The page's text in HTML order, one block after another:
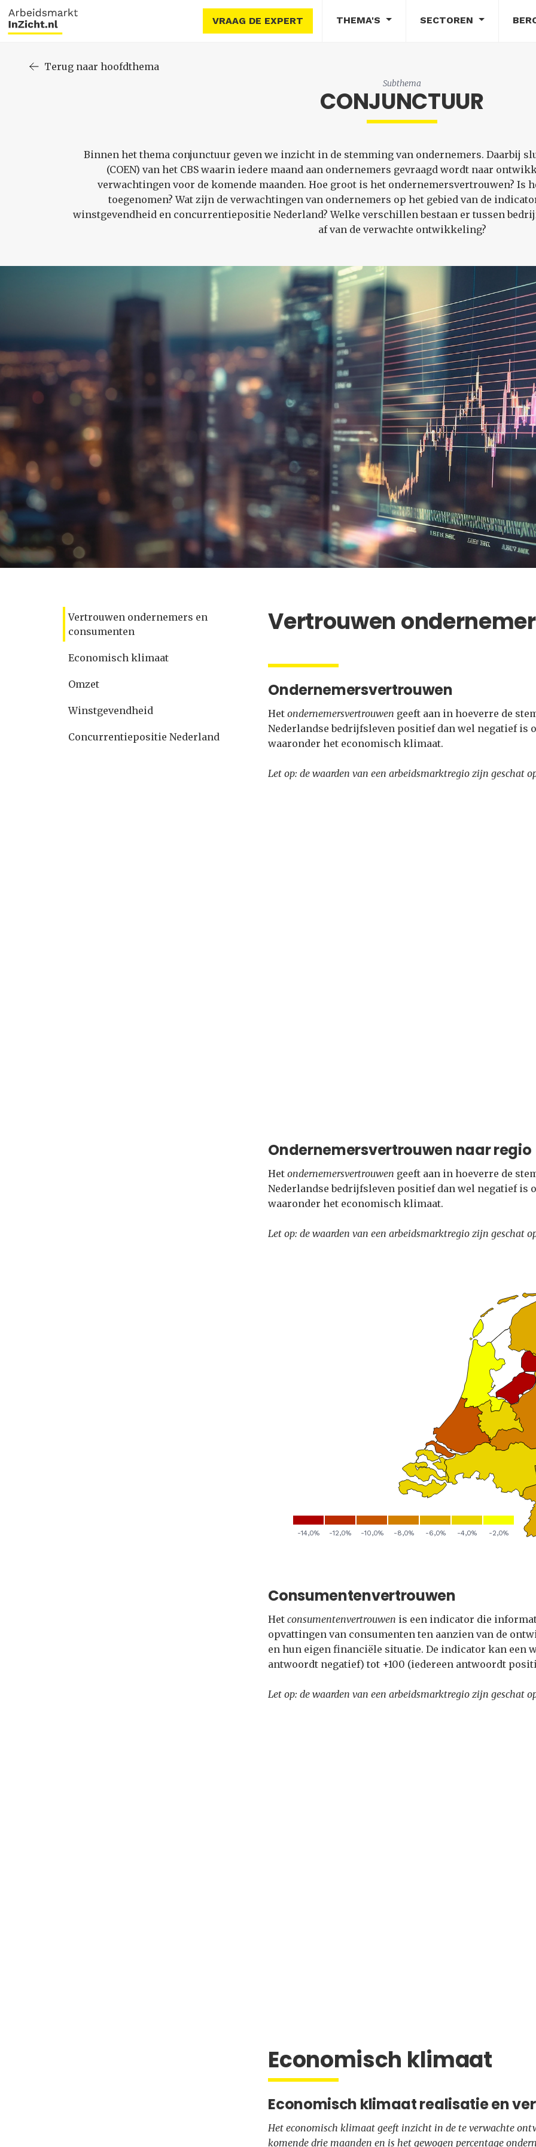
VRAAG DE EXPERT THEMA'S SECTOREN
Terug naar hoofdthema
Subthema
CONJUNCTUUR
Binnen het thema conjunctuur geven we inzicht in de stemming van ondernemers. Daarbij
(COEN) van het CBS waarin iedere maand aan ondernemers gevraagd wordt naar
verwachtingen voor de komende maanden. Hoe groot is het ondernemersvertrouwen? Is
toegenomen? Wat zijn de verwachtingen van ondernemers op het gebied van de
winstgevendheid en concurrentiepositie Nederland? Welke verschillen bestaan er tussen
af van de verwachte ontwikkeling?
Vertrouwen ondernemers en
consumenten
Economisch klimaat
Omzet
Winstgevendheid
Concurrentiepositie Nederland
Vertrouwen
Ondernemersvertrouwen
Hetondernemersvertrouwen geeft aan in hoeverre de
Nederlandse bedrijfsleven positief dan wel negatief is
waaronder het economisch klimaat.
Let op: de waarden van een arbeidsmarktregio zijn geschat
Ondernemersvertrouwen naar regio
Hetondernemersvertrouwen geeft aan in hoeverre de
Nederlandse bedrijfsleven positief dan wel negatief is
waaronder het economisch klimaat.
Let op: de waarden van een arbeidsmarktregio zijn geschat
Consumentenvertrouwen
Hetconsumentenvertrouwen is een indicator die
opvattingen van consumenten ten aanzien van de
en hun eigen financiële situatie. De indicator kan een
antwoordt negatief) tot +100 (iedereen antwoordt
Let op: de waarden van een arbeidsmarktregio zijn geschat
Economisch klimaat
Economisch klimaat realisatie en
Het economisch klimaat geeft inzicht in de te verwachte
komende drie maanden en is het gewogen percentage